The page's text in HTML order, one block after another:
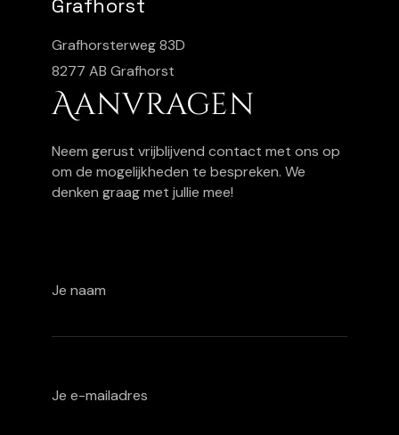
Grafhorst
Grafhorsterweg 83D
8277 AB Grafhorst
Aanvragen
Neem gerust vrijblijvend contact met ons op
om de mogelijkheden te bespreken. We
denken graag met jullie mee!
Je naam
Je e-mailadres